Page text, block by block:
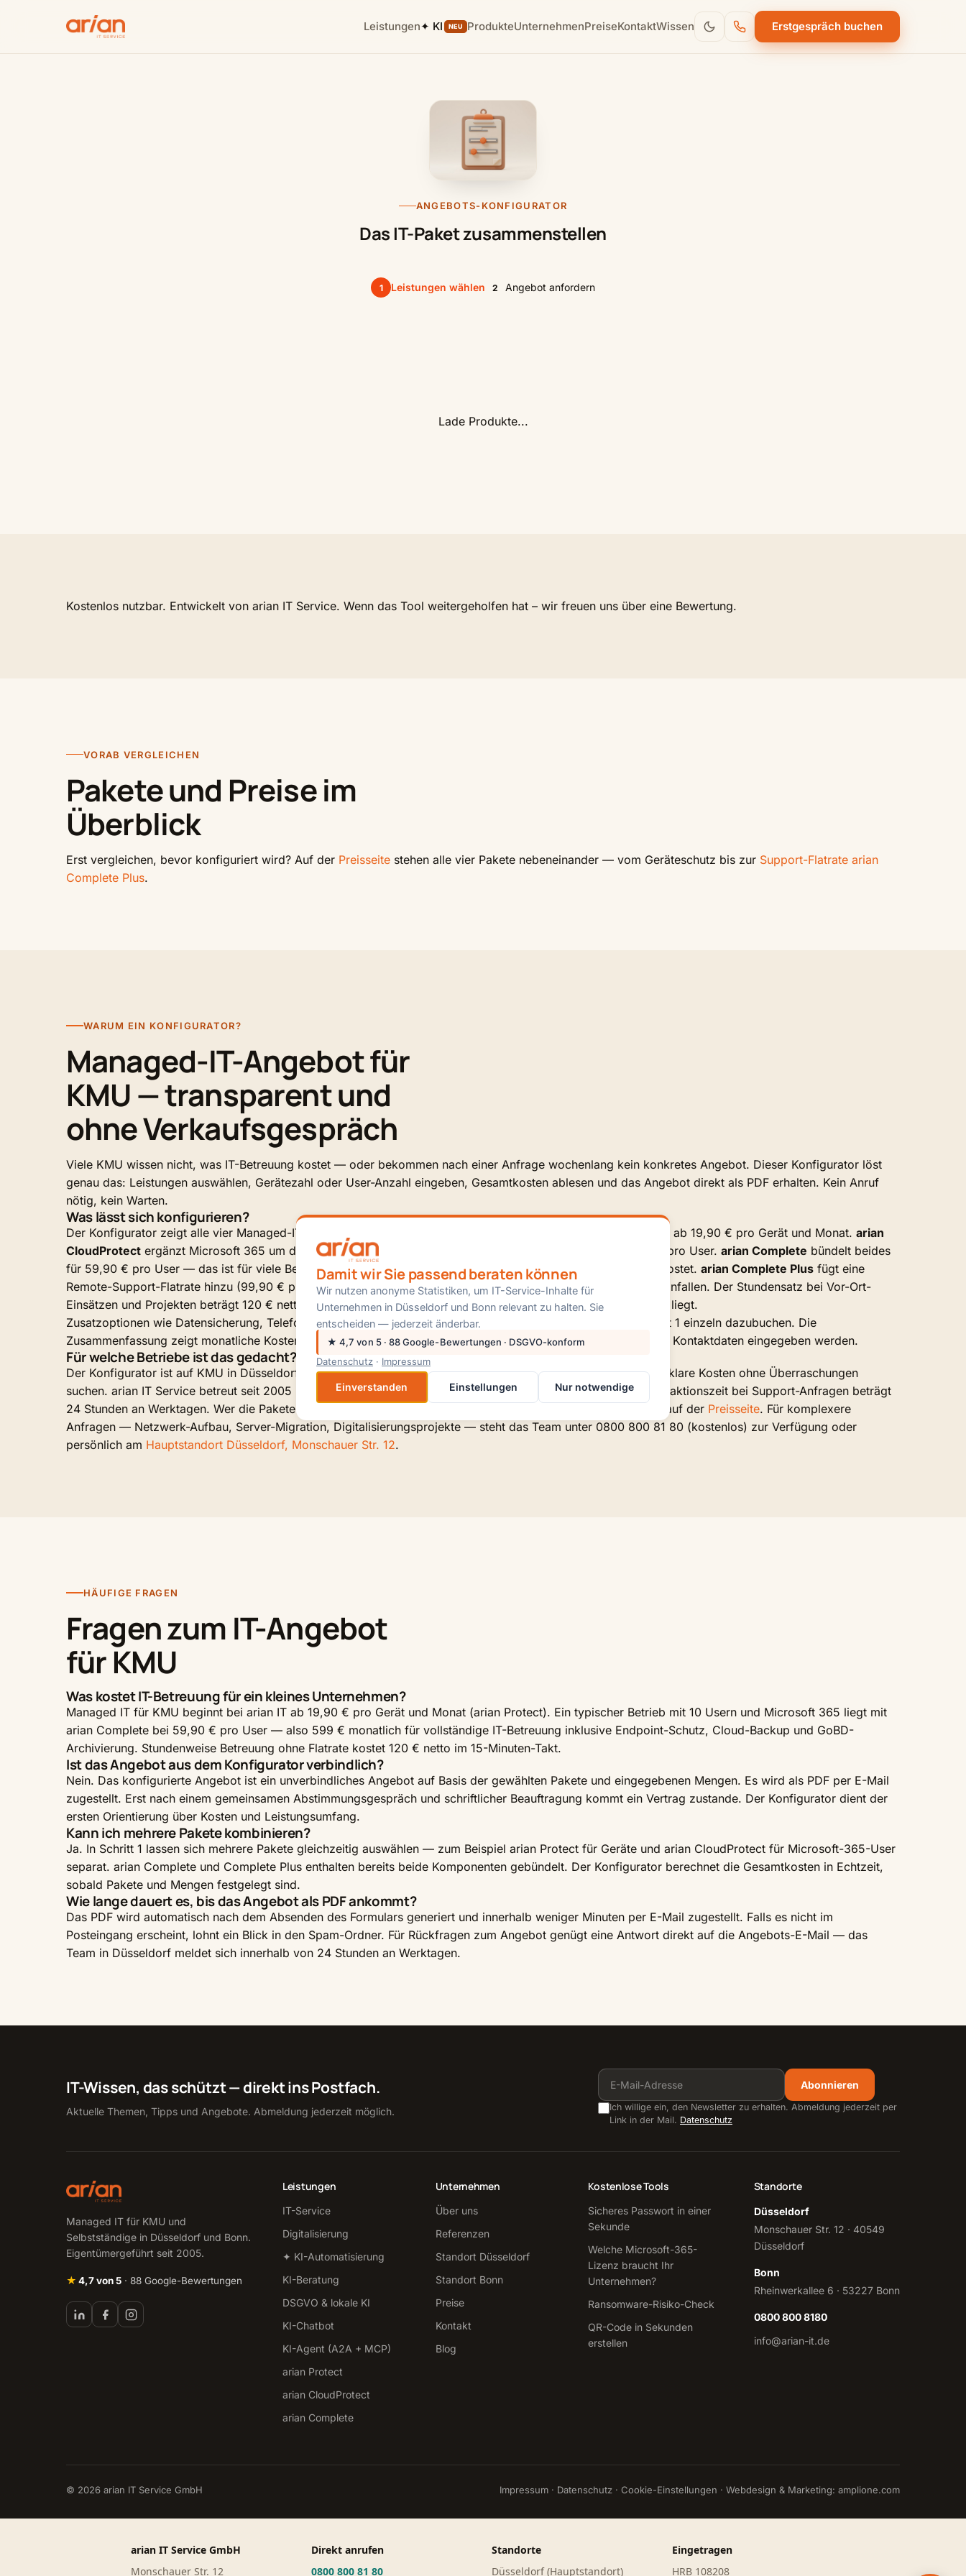
Leistungen✦ KI NEU ProdukteUnternehmenPreiseKontaktWissen Erstgespräch buchen
ANGEBOTS-KONFIGURATOR
Das IT-Paket zusammenstellen
1 Leistungen wählen 2 Angebot anfordern
Lade Produkte...
Kostenlos nutzbar. Entwickelt von arian IT Service. Wenn das Tool weitergeholfen hat – wir freuen uns über eine Bewertung.
VORAB VERGLEICHEN
Pakete und Preise im
Überblick
Erst vergleichen, bevor konfiguriert wird? Auf der Preisseite stehen alle vier Pakete nebeneinander — vom Geräteschutz bis zur Support-Flatrate arian
Complete Plus.
WARUM EIN KONFIGURATOR?
Managed-IT-Angebot für
KMU — transparent und
ohne Verkaufsgespräch
Viele KMU wissen nicht, was IT-Betreuung kostet — oder bekommen nach einer Anfrage wochenlang kein konkretes Angebot. Dieser Konfigurator löst
genau das: Leistungen auswählen, Gerätezahl oder User-Anzahl eingeben, Gesamtkosten ablesen und das Angebot direkt als PDF erhalten. Kein Anruf
nötig, kein Warten.
Was lässt sich konfigurieren?
Der Konfigurator zeigt alle vier Managed-IT-Pakete von arian IT nebeneinander. sichert Endpoints ab 19,90 € pro Gerät und Monat. arian
CloudProtect ergänzt Microsoft 365 um doppeltes Backup, GoBD-Archivierung und Cyber-Schutz ab 24,90 € pro User. arian Complete bündelt beides
für 59,90 € pro User — das ist für viele Betriebe der günstigste Weg, weil Einzelkauf der Komponenten mehr kostet. arian Complete Plus fügt eine
Remote-Support-Flatrate hinzu (99,90 € pro User ab 5 User), sodass keine offenen Stundenrechnungen mehr anfallen. Der Stundensatz bei Vor-Ort-
Einsätzen und Projekten beträgt 120 € netto im 15-Minuten-Takt — das gilt für alles, was außerhalb der Flatrate liegt.
Zusatzoptionen wie Datensicherung, Telefonanlagen-Betreuung oder Hardware-Monitoring lassen sich in Schritt 1 einzeln dazubuchen. Die
Zusammenfassung zeigt monatliche Kosten und einmalige Einrichtungsgebühren getrennt, bevor in Schritt 2 die Kontaktdaten eingegeben werden.
Für welche Betriebe ist das gedacht?
Der Konfigurator ist auf KMU in Düsseldorf und Bonn ausgerichtet — Betriebe mit 3 bis 100 Arbeitsplätzen, die klare Kosten ohne Überraschungen
suchen. arian IT Service betreut seit 2005 inhabergeführte Unternehmen, Kanzleien und Handwerksbetriebe. Reaktionszeit bei Support-Anfragen beträgt
24 Stunden an Werktagen. Wer die Pakete erst vergleichen möchte, bevor konfiguriert wird, findet alle Details auf der Preisseite. Für komplexere
Anfragen — Netzwerk-Aufbau, Server-Migration, Digitalisierungsprojekte — steht das Team unter 0800 800 81 80 (kostenlos) zur Verfügung oder
persönlich am Hauptstandort Düsseldorf, Monschauer Str. 12.
HÄUFIGE FRAGEN
Fragen zum IT-Angebot
für KMU
Was kostet IT-Betreuung für ein kleines Unternehmen?
Managed IT für KMU beginnt bei arian IT ab 19,90 € pro Gerät und Monat (arian Protect). Ein typischer Betrieb mit 10 Usern und Microsoft 365 liegt mit
arian Complete bei 59,90 € pro User — also 599 € monatlich für vollständige IT-Betreuung inklusive Endpoint-Schutz, Cloud-Backup und GoBD-
Archivierung. Stundenweise Betreuung ohne Flatrate kostet 120 € netto im 15-Minuten-Takt.
Ist das Angebot aus dem Konfigurator verbindlich?
Nein. Das konfigurierte Angebot ist ein unverbindliches Angebot auf Basis der gewählten Pakete und eingegebenen Mengen. Es wird als PDF per E-Mail
zugestellt. Erst nach einem gemeinsamen Abstimmungsgespräch und schriftlicher Beauftragung kommt ein Vertrag zustande. Der Konfigurator dient der
ersten Orientierung über Kosten und Leistungsumfang.
Kann ich mehrere Pakete kombinieren?
Ja. In Schritt 1 lassen sich mehrere Pakete gleichzeitig auswählen — zum Beispiel arian Protect für Geräte und arian CloudProtect für Microsoft-365-User
separat. arian Complete und Complete Plus enthalten bereits beide Komponenten gebündelt. Der Konfigurator berechnet die Gesamtkosten in Echtzeit,
sobald Pakete und Mengen festgelegt sind.
Wie lange dauert es, bis das Angebot als PDF ankommt?
Das PDF wird automatisch nach dem Absenden des Formulars generiert und innerhalb weniger Minuten per E-Mail zugestellt. Falls es nicht im
Posteingang erscheint, lohnt ein Blick in den Spam-Ordner. Für Rückfragen zum Angebot genügt eine Antwort direkt auf die Angebots-E-Mail — das
Team in Düsseldorf meldet sich innerhalb von 24 Stunden an Werktagen.
IT-Wissen, das schützt — direkt ins Postfach.
Aktuelle Themen, Tipps und Angebote. Abmeldung jederzeit möglich.
Abonnieren
Ich willige ein, den Newsletter zu erhalten. Abmeldung jederzeit per
Link in der Mail. Datenschutz
Managed IT für KMU und
Selbstständige in Düsseldorf und Bonn.
Eigentümergeführt seit 2005.
★ 4,7 von 5· 88 Google-Bewertungen
Leistungen
IT-Service
Digitalisierung
✦ KI-Automatisierung
KI-Beratung
DSGVO & lokale KI
KI-Chatbot
KI-Agent (A2A + MCP)
arian Protect
arian CloudProtect
arian Complete
Unternehmen
Über uns
Referenzen
Standort Düsseldorf
Standort Bonn
Preise
Kontakt
Blog
Kostenlose Tools
Sicheres Passwort in einer
Sekunde
Welche Microsoft-365-
Lizenz braucht Ihr
Unternehmen?
Ransomware-Risiko-Check
QR-Code in Sekunden
erstellen
Standorte
Düsseldorf
Monschauer Str. 12 · 40549
Düsseldorf
Bonn
Rheinwerkallee 6 · 53227 Bonn
0800 800 8180
info@arian-it.de
© 2026 arian IT Service GmbH Impressum · Datenschutz · Cookie-Einstellungen · Webdesign & Marketing: amplione.com
arian IT Service GmbH
Monschauer Str. 12
Direkt anrufen
0800 800 81 80
Standorte
Düsseldorf (Hauptstandort)
Eingetragen
HRB 108208
Damit wir Sie passend beraten können
Wir nutzen anonyme Statistiken, um IT-Service-Inhalte für
Unternehmen in Düsseldorf und Bonn relevant zu halten. Sie
entscheiden — jederzeit änderbar.
★ 4,7 von 5 · 88 Google-Bewertungen · DSGVO-konform
Datenschutz · Impressum
Einverstanden Einstellungen Nur notwendige